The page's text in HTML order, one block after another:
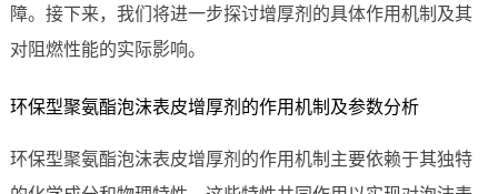
障。接下来，我们将进一步探讨增厚剂的具体作用机制及其
对阻燃性能的实际影响。
环保型聚氨酯泡沫表皮增厚剂的作用机制及参数分析
环保型聚氨酯泡沫表皮增厚剂的作用机制主要依赖于其独特